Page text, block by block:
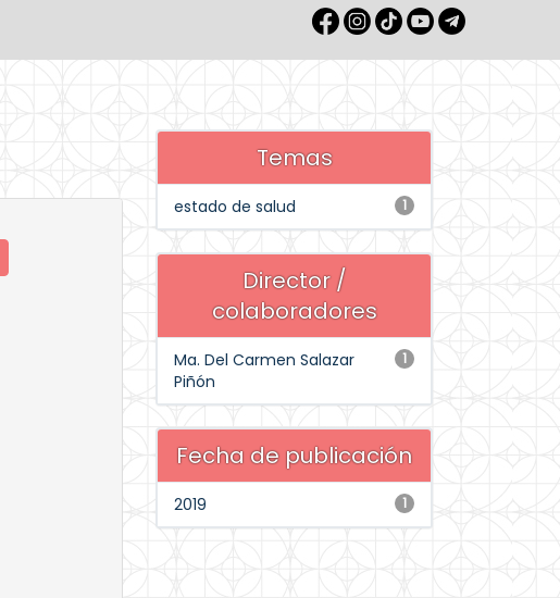
Temas
1
estado de salud
Director /
colaboradores
1
Ma. Del Carmen Salazar
Piñón
Fecha de publicación
1
2019